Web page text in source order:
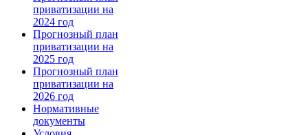
приватизации на
2024 год
Прогнозный план
приватизации на
2025 год
Прогнозный план
приватизации на
2026 год
Нормативные
документы